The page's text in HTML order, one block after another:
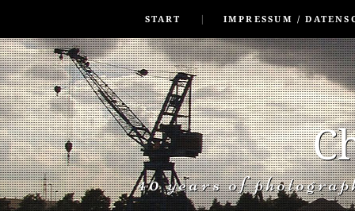
START
IMPRESSUM /
40 years of